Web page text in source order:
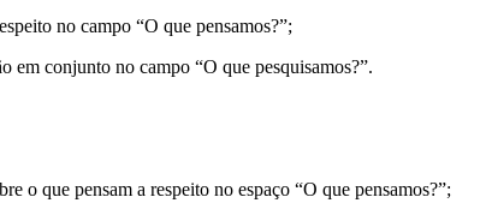
no campo “O que pensamos?”;
em conjunto no campo “O que pesquisamos?”.
o que pensam a respeito no espaço “O que pensamos?”;